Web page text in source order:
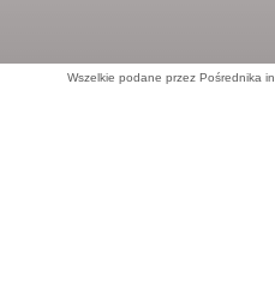
Wszelkie podane przez Pośrednika